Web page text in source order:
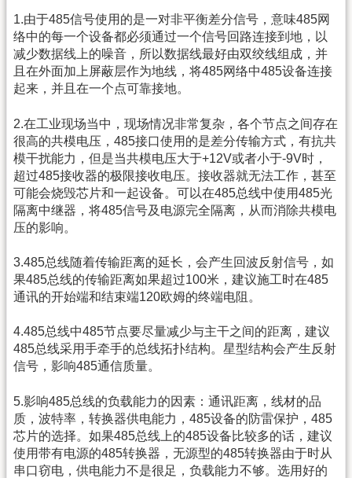
1.由于485信号使用的是一对非平衡差分信号，意味485网
络中的每一个设备都必须通过一个信号回路连接到地，以
减少数据线上的噪音，所以数据线最好由双绞线组成，并
且在外面加上屏蔽层作为地线，将485网络中485设备连接
起来，并且在一个点可靠接地。
2.在工业现场当中，现场情况非常复杂，各个节点之间存在
很高的共模电压，485接口使用的是差分传输方式，有抗共
模干扰能力，但是当共模电压大于+12V或者小于-9V时，
超过485接收器的极限接收电压。接收器就无法工作，甚至
可能会烧毁芯片和一起设备。可以在485总线中使用485光
隔离中继器，将485信号及电源完全隔离，从而消除共模电
压的影响。
3.485总线随着传输距离的延长，会产生回波反射信号，如
果485总线的传输距离如果超过100米，建议施工时在485
通讯的开始端和结束端120欧姆的终端电阻。
4.485总线中485节点要尽量减少与主干之间的距离，建议
485总线采用手牵手的总线拓扑结构。星型结构会产生反射
信号，影响485通信质量。
5.影响485总线的负载能力的因素：通讯距离，线材的品
质，波特率，转换器供电能力，485设备的防雷保护，485
芯片的选择。如果485总线上的485设备比较多的话，建议
使用带有电源的485转换器，无源型的485转换器由于时从
串口窃电，供电能力不是很足，负载能力不够。选用好的